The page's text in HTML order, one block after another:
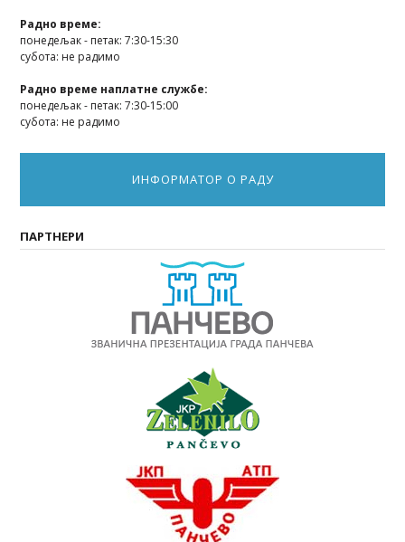
Радно време:
понедељак - петак: 7:30-15:30
субота: не радимо
Радно време наплатне службе:
понедељак - петак: 7:30-15:00
субота: не радимо
ИНФОРМАТОР О РАДУ
ПАРТНЕРИ